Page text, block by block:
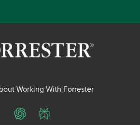
Working With Forrester
ChatGPTPerplexity